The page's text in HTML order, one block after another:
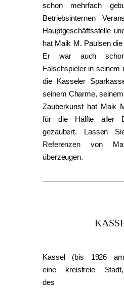
schon mehrfach
Betriebsinternen
Hauptgeschäftsstelle
hat Maik M. Paulsen
Er war auch
Falschspielerin seinem
die Kasseler
seinem Charme,
Zauberkunst hat Maik
für die Hälfte aller
gezaubert. Lassen
Referenzen von
überzeugen.
Kassel (bis 1926
eine kreisfreie Stadt,
des